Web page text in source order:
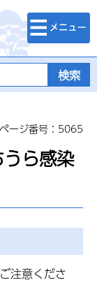
検索・メニュ
ー
ページ番号：5065
ら感染
注意くださ